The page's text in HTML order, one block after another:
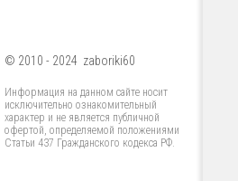
© 2010 - 2024 zaboriki60
Информация на данном сайте носит
исключительно ознакомительный
характер и не является публичной
офертой, определяемой положениями
Статьи 437 Гражданского кодекса РФ.